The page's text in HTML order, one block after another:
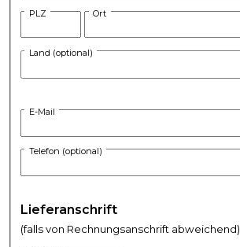
PLZ Ort
Land (optional)
E-Mail
Telefon (optional)
Lieferanschrift
(falls von Rechnungsanschrift abweichend)